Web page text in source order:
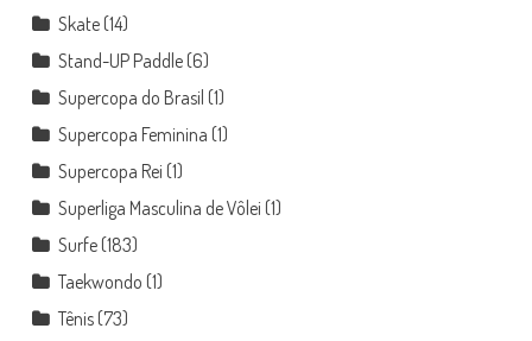
Skate(14)
Stand-UP Paddle(6)
Supercopa do Brasil (1)
Supercopa Feminina (1)
Supercopa Rei (1)
Superliga Masculina de Vôlei (1)
Surfe(183)
Taekwondo (1)
Tênis(73)